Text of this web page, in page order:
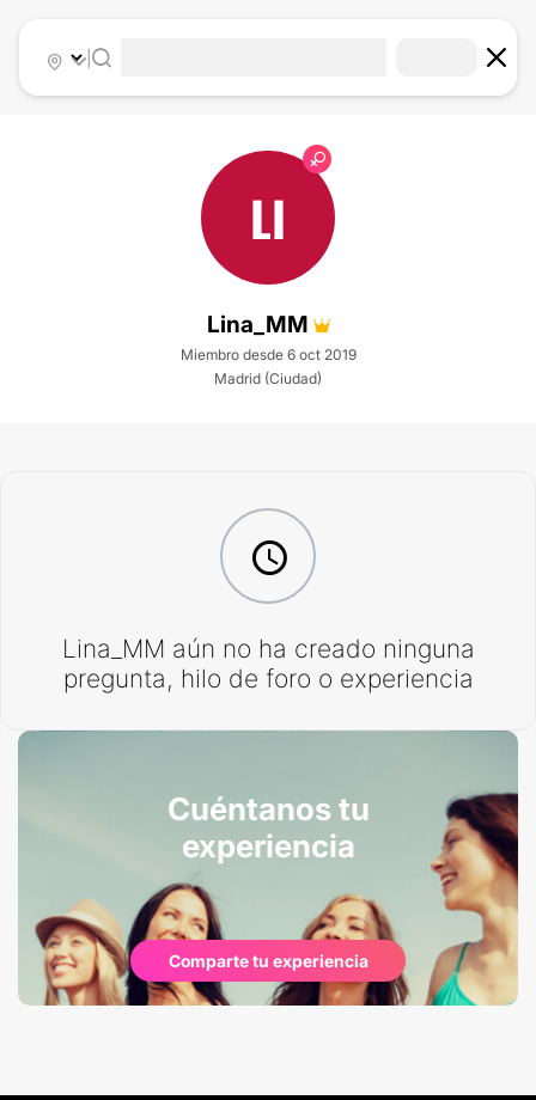
|
LI
Lina_MM
Miembro desde 6 oct 2019
Madrid (Ciudad)
Lina_MM aún no ha creado ninguna
pregunta, hilo de foro o experiencia
Cuéntanos tu
experiencia
Comparte tu experiencia